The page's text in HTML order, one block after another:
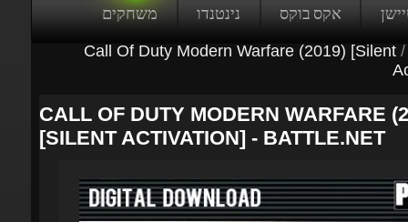
אקס בוקס נינטנדו משחקים
/
Call Of Duty Modern Warfare (2019) [Silent
CALL OF DUTY MODERN WARFARE
[SILENT ACTIVATION] - BATTLE.NET